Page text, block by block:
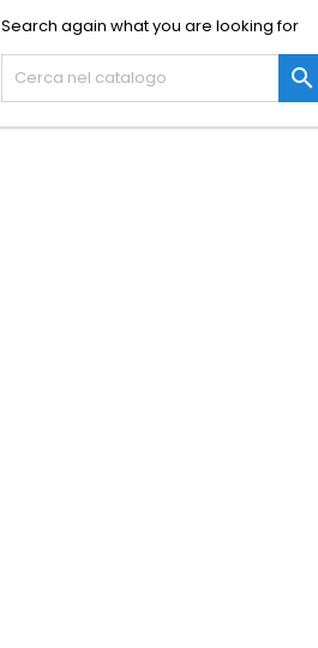
Search again what you are looking for
